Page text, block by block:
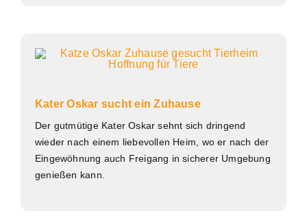
Kater Oskar sucht ein Zuhause
Der gutmütige Kater Oskar sehnt sich dringend
wieder nach einem liebevollen Heim, wo er nach der
Eingewöhnung auch Freigang in sicherer Umgebung
genießen kann.